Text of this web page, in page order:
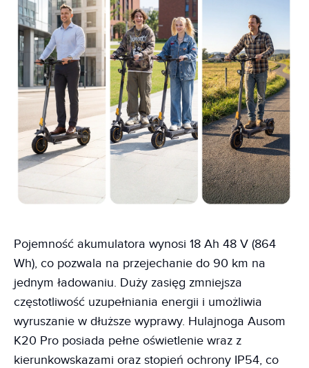
Pojemność akumulatora wynosi 18 Ah 48 V (864
Wh), co pozwala na przejechanie do 90 km na
jednym ładowaniu. Duży zasięg zmniejsza
częstotliwość uzupełniania energii i umożliwia
wyruszanie w dłuższe wyprawy. Hulajnoga Ausom
K20 Pro posiada pełne oświetlenie wraz z
kierunkowskazami oraz stopień ochrony IP54, co